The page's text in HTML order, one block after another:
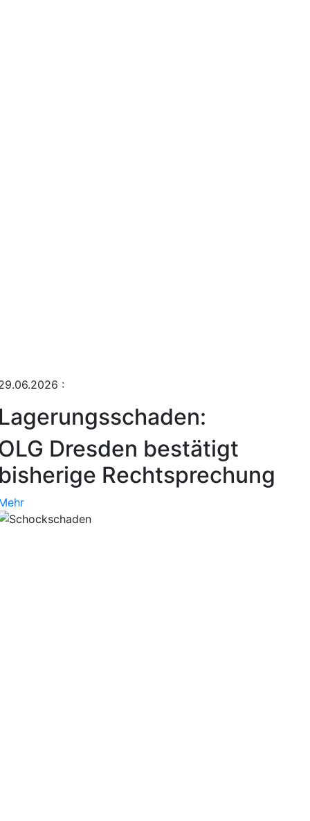
:
Dresden bestätigt
Rechtsprechung